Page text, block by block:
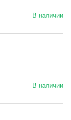
В наличии
В наличии